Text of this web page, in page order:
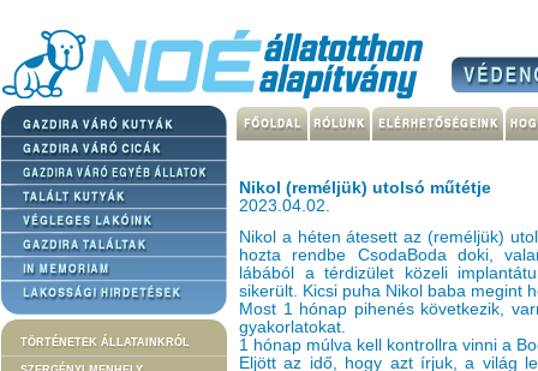
TÖRTÉNETEK ÁLLATAINKRÓL
Nikol (reméljük) utolsó műtétje
2023.04.02.
Nikol a héten átesett az (reméljük)
hozta rendbe CsodaBoda doki,
lábából a térdizület közeli
sikerült. Kicsi puha Nikol baba megint
Most 1 hónap pihenés következik,
gyakorlatokat.
1 hónap múlva kell kontrollra vinni a
Eljött az idő, hogy azt írjuk, a világ